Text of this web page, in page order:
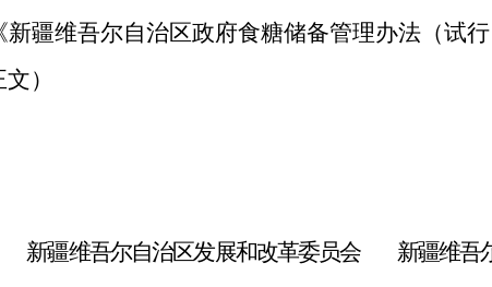
新疆维吾尔自治区政府食糖储备管理办法（试
）
新疆维吾尔自治区发展和改革委员会 新疆维吾